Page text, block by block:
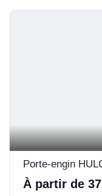
Porte-engin
À partir de